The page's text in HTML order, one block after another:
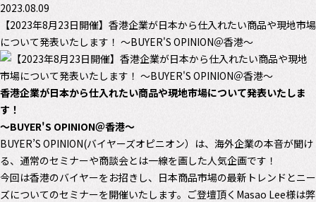
2023.08.09
【2023年8月23日開催】香港企業が日本から仕入れたい商品や現地市場
について発表いたします！ 〜BUYER'S OPINION＠香港〜
香港企業が日本から仕入れたい商品や現地市場について発表いたしま
す！
〜BUYER'S OPINION＠香港〜
BUYER’S OPINION(バイヤーズオピニオン）は、海外企業の本音が聞け
る、通常のセミナーや商談会とは一線を画した人気企画です！
今回は香港のバイヤーをお招きし、日本商品市場の最新トレンドとニー
ズについてのセミナーを開催いたします。ご登壇頂くMasao Lee様は弊